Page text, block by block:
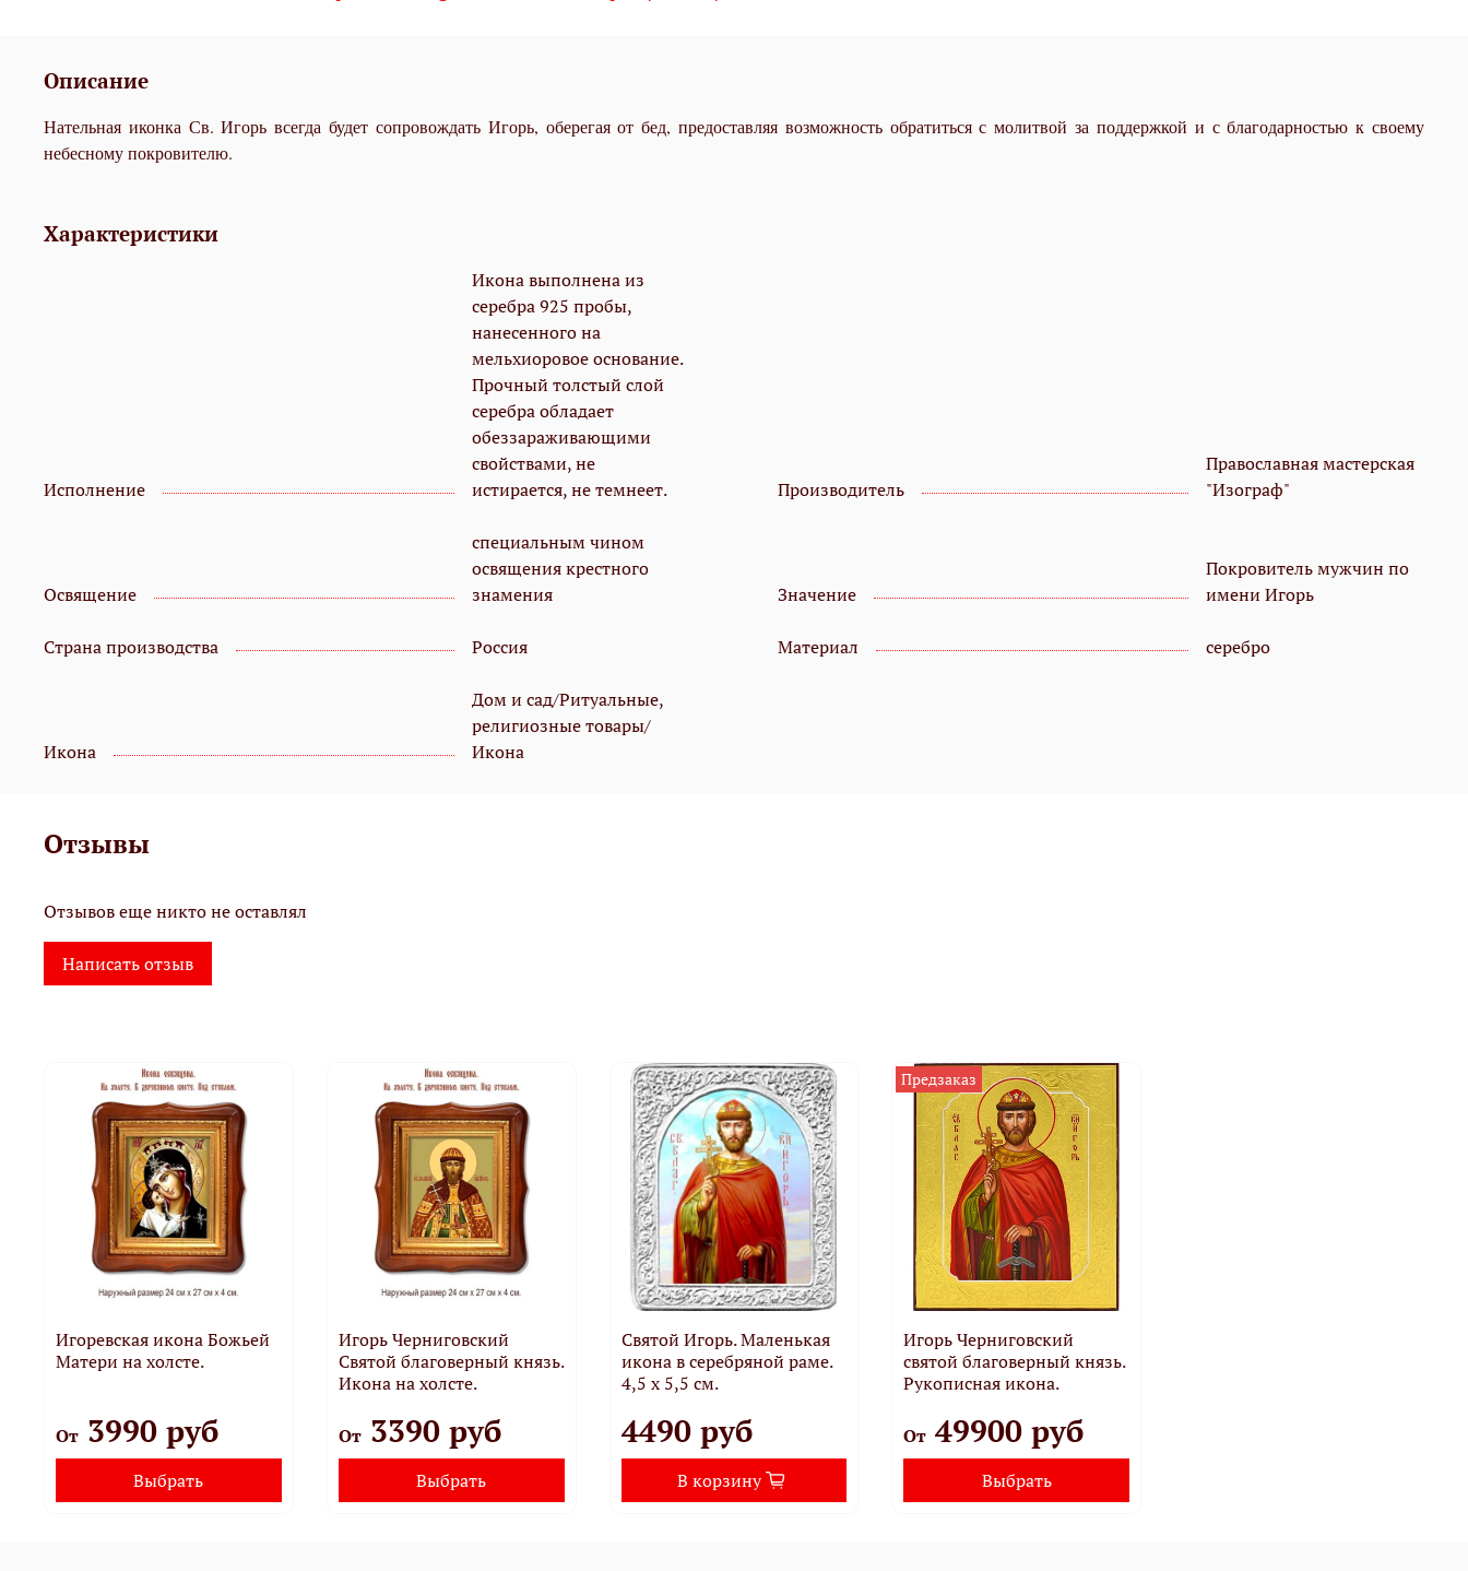
Описание
Нательная иконка Св. Игорь всегда будет сопровождать Игорь, оберегая от бед, предоставляя возможность обратиться с молитвой за поддержкой и с благодарностью к своему
небесному покровителю.
Характеристики
Исполнение
Икона выполнена из
серебра 925 пробы,
нанесенного на
мельхиоровое основание.
Прочный толстый слой
серебра обладает
обеззараживающими
свойствами, не
истирается, не темнеет.
Производитель
Православная мастерская
"Изограф"
Освящение
специальным чином
освящения крестного
знамения
Значение
Покровитель мужчин по
имени Игорь
Страна производства Россия Материал серебро
Икона
Дом и сад/Ритуальные,
религиозные товары/
Икона
Отзывы
Отзывов еще никто не оставлял
Написать отзыв
Игоревская икона Божьей
Матери на холсте.
От 3990 руб
Выбрать
Игорь Черниговский
Святой благоверный князь.
Икона на холсте.
От3390 руб
Выбрать
Святой Игорь. Маленькая
икона в серебряной раме.
4,5 х 5,5 см.
4490 руб
В корзину
Предзаказ
Игорь Черниговский
святой благоверный князь.
Рукописная икона.
От 49900 руб
Выбрать